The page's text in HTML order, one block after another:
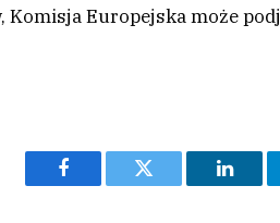
Komisja Europejska może
Facebook Twitter